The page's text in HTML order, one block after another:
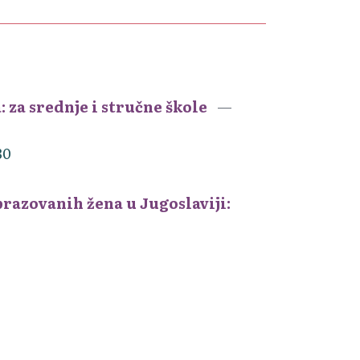
srednje i stručne škole
žena u Jugoslaviji: